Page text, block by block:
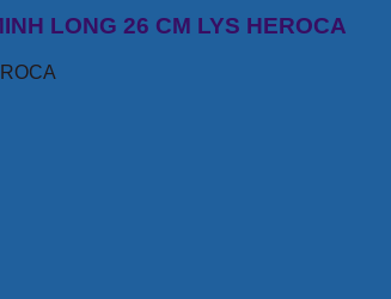
LONG 26 CM LYS HEROCA